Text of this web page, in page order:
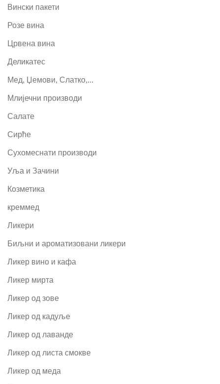
Вински пакети
Розе вина
Црвена вина
Деликатес
Мед, Џемови, Слатко,...
Млијечни производи
Салате
Сирће
Сухомеснати производи
Уља и Зачини
Козметика
креммед
Ликери
Биљни и ароматизовани ликери
Ликер вино и кафа
Ликер мирта
Ликер од зове
Ликер од кадуље
Ликер од лаванде
Ликер од листа смокве
Ликер од меда